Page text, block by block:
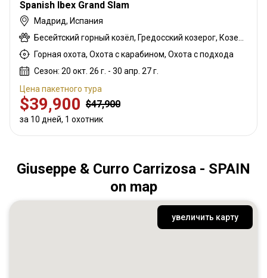
Spanish Ibex Grand Slam
Мадрид, Испания
Горная охота, Охота с карабином, Охота с подхода
Сезон: 20 окт. 26 г. - 30 апр. 27 г.
Цена пакетного тура
$39,900 $47,900
за 10 дней, 1 охотник
Giuseppe & Curro Carrizosa - SPAIN
on map
увеличить карту